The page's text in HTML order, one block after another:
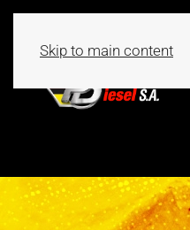
Skip to main content